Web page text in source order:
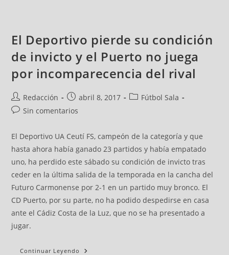
El Deportivo pierde su condición
de invicto y el Puerto no juega
por incomparecencia del rival
Redacción abril 8, 2017
Fútbol Sala
Sin comentarios
El Deportivo UA Ceutí FS, campeón de la categoría y que
hasta ahora había ganado 23 partidos y había empatado
uno, ha perdido este sábado su condición de invicto tras
ceder en la última salida de la temporada en la cancha del
Futuro Carmonense por 2-1 en un partido muy bronco. El
CD Puerto, por su parte, no ha podido despedirse en casa
ante el Cádiz Costa de la Luz, que no se ha presentado a
jugar.
Continuar Leyendo